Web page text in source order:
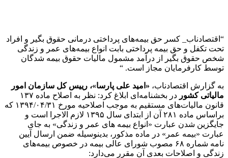
“اقتصادناب_ کسر حق بیمه‌های پرداختی درمانی حقوق بگیر و افراد
تحت تکفل و حق بیمه پرداختی بابت انواع بیمه‌های عمر و زندگی
شخص حقوق بگیر از درآمد مشمول مالیات حقوق بیمه شدگان
توسط کارفرمایان مجاز است. “
به گزارش اقتصادناب، «امید علی پارسا»، رییس کل سازمان امور
مالیاتی کشور
در بخشنامه‌ای ابلاغ کرد: نظر به اصلاح ماده ۱۳۷
قانون مالیات‌های مستقیم به موجب اصلاحیه مورخ ۱۳۹۴/۰۴/۳۱ که
براساس ماده ۲۸۱ آن از ابتدای سال ۱۳۹۵ لازم الاجرا است و
جایگزین شدن عبارت «انواع بیمه های عمر و زندگی» به جای
عبارت «بیمه عمر» در ماده مذکور، بدینوسیله ضمن ارسال آیین
نامه شماره ۶۸ مصوب شورای عالی بیمه در خصوص بیمه‌های
زندگی و اصلاحات بعدی آن مقرر می‌دارد: